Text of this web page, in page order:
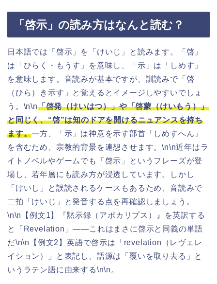
「啓示」の読み方はなんと読む？
日本語では「啓示」を「けいじ」と読みます。「啓」
は「ひらく・もうす」を意味し、「示」は「しめす」
を意味します。音読みが基本ですが、訓読みで「啓
（ひら）き示す」と覚えるとイメージしやすいでしょ
う。\n\n「啓発（けいはつ）」や「啓蒙（けいもう）」
と同じく、“啓”は知のドアを開けるニュアンスを持ち
ます。一方、「示」は神意を示す部首「しめすへん」
を含むため、宗教的背景を連想させます。\n\n近年はラ
イトノベルやゲームでも「啓示」というフレーズが登
場し、若年層にも読み方が浸透しています。しかし
「けいし」と誤読されるケースもあるため、音読みで
二拍「けいじ」と発音する点を再確認しましょう。
\n\n【例文1】『黙示録（アポカリプス）』を英訳する
と「Revelation」——これはまさに啓示と同義の単語
だ\n\n【例文2】英語で啓示は「revelation（レヴェレ
イション）」と表記し、語源は「覆いを取り去る」と
いうラテン語に由来する\n\n。